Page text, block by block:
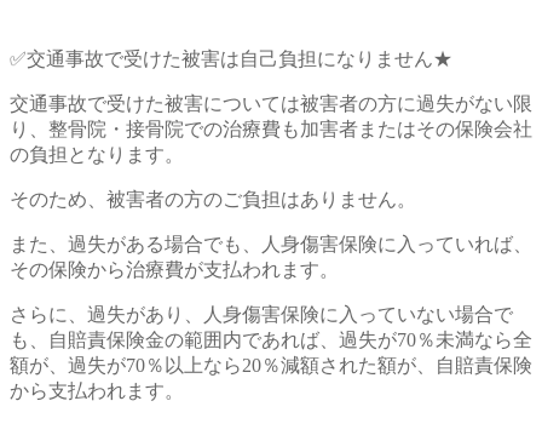
✅交通事故で受けた被害は自己負担になりません★
交通事故で受けた被害については被害者の方に過失がない限
り、整骨院・接骨院での治療費も加害者またはその保険会社
の負担となります。
そのため、被害者の方のご負担はありません。
また、過失がある場合でも、人身傷害保険に入っていれば、
その保険から治療費が支払われます。
さらに、過失があり、人身傷害保険に入っていない場合で
も、自賠責保険金の範囲内であれば、過失が70％未満なら全
額が、過失が70％以上なら20％減額された額が、自賠責保険
から支払われます。